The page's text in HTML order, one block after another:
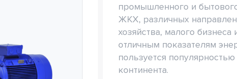
промышленного и
ЖКХ, различных
хозяйства, малого
отличным показателям
пользуется
континента.